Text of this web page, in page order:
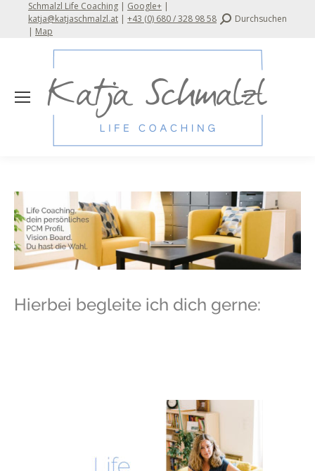
Schmalzl Life Coaching | Google+ |
katja@katjaschmalzl.at | +43 (0) 680 / 328 98 58
| Map
Search:Durchsuchen
Hierbei begleite ich dich gerne: